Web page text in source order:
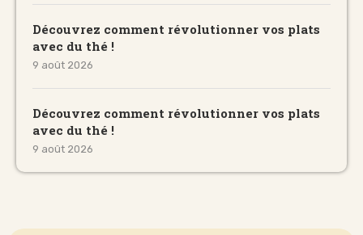
Découvrez comment révolutionner vos plats
avec du thé !
9 août 2026
Découvrez comment révolutionner vos plats
avec du thé !
9 août 2026